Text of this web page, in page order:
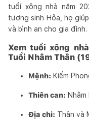
tuổi xông nhà năm
tương sinh Hỏa, họ
và bình an cho gia đình.
Xem tuổi xông
Tuổi Nhâm Thân
Mệnh: Kiếm
Thiên can:
Địa chi: Thân và